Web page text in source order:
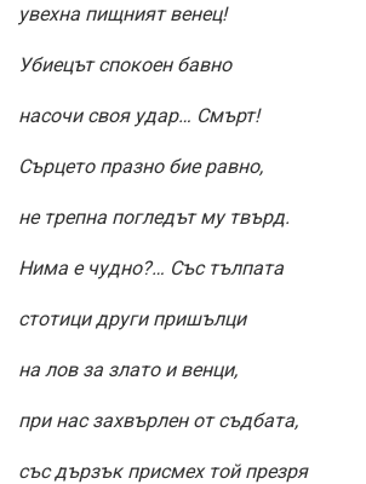
увехна пищният венец!
Убиецът спокоен бавно
насочи своя удар… Смърт!
Сърцето празно бие равно,
не трепна погледът му твърд.
Нима е чудно?… Със тълпата
стотици други пришълци
на лов за злато и венци,
при нас захвърлен от съдбата,
със дързък присмех той презря